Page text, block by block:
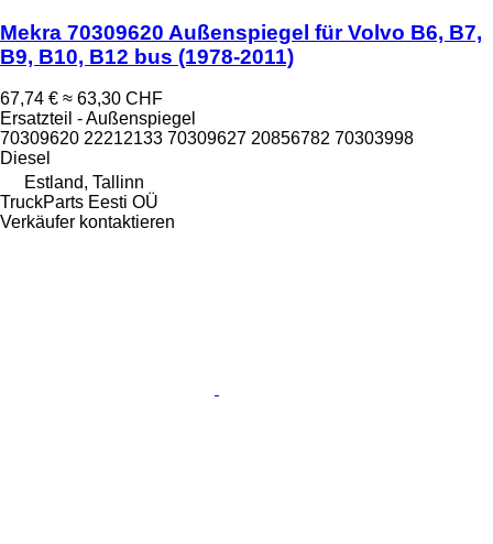
Mekra 70309620 Außenspiegel für Volvo B6, B7,
B9, B10, B12 bus (1978-2011)
67,74 € ≈ 63,30 CHF
Ersatzteil - Außenspiegel
70309620 22212133 70309627 20856782 70303998
Diesel
Estland, Tallinn
TruckParts Eesti OÜ
Verkäufer kontaktieren